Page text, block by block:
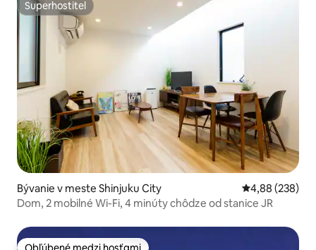
Superhostiteľ
Superhostiteľ
Bývanie v meste Shinjuku City Priemerné
4,88 (238)
Dom, 2 mobilné Wi-Fi, 4 minúty chôdze od stanice JR